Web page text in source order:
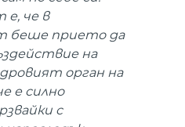
че в
беше прието да
на
орган на
е силно
с